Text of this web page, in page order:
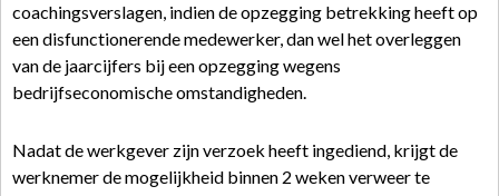
coachingsverslagen, indien de opzegging betrekking heeft op
een disfunctionerende medewerker, dan wel het overleggen
van de jaarcijfers bij een opzegging wegens
bedrijfseconomische omstandigheden.
Nadat de werkgever zijn verzoek heeft ingediend, krijgt de
werknemer de mogelijkheid binnen 2 weken verweer te